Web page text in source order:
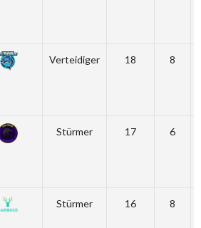
Verteidiger 18 8
Stürmer 17 6
Stürmer 16 8